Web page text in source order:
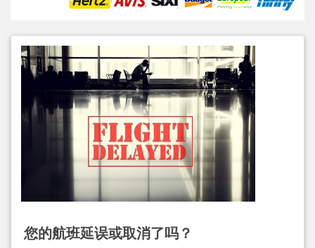
您的航班延误或取消了吗？